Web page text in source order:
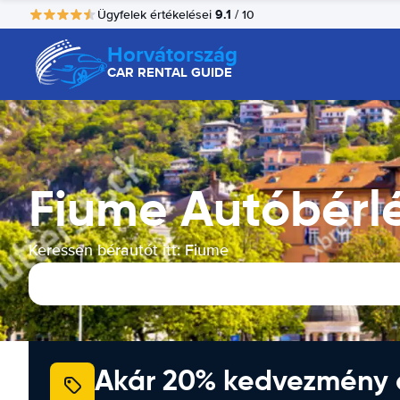
Ügyfelek értékelései 9.1 / 10
Horvátország
CAR RENTAL GUIDE
Fiume
Keressen bérautót itt: Fiume
Akár 20% kedvezmény